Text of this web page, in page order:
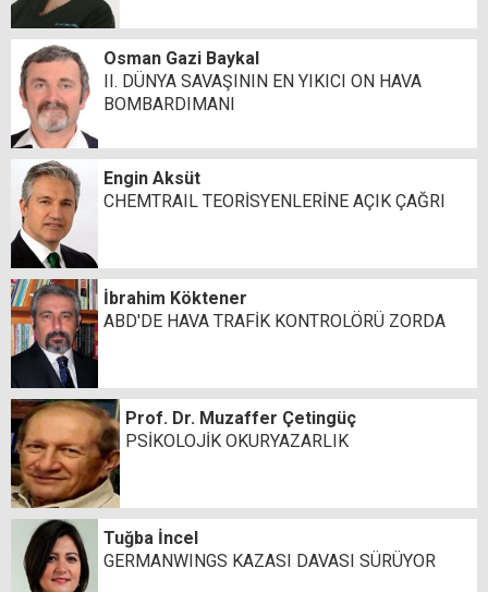
Osman Gazi Baykal
II. DÜNYA SAVAŞININ EN YIKICI ON HAVA
BOMBARDIMANI
Engin Aksüt
CHEMTRAIL TEORİSYENLERİNE AÇIK ÇAĞRI
İbrahim Köktener
ABD'DE HAVA TRAFİK KONTROLÖRÜ ZORDA
Prof. Dr. Muzaffer Çetingüç
PSİKOLOJİK OKURYAZARLIK
Tuğba İncel
GERMANWINGS KAZASI DAVASI SÜRÜYOR